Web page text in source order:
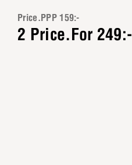
Price.PPP 159:-
2 Price.For 249:-